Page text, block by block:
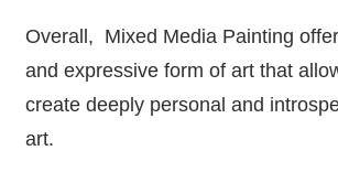
Overall, Mixed Media Painting
and expressive form of art that
create deeply personal and
art.